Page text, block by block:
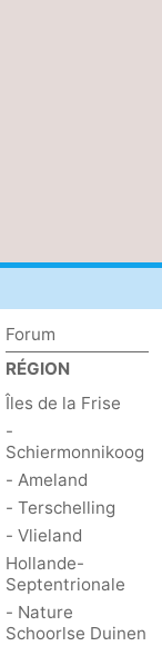
Forum
RÉGION
Îles de la Frise
-
Schiermonnikoog
- Ameland
- Terschelling
- Vlieland
Hollande-
Septentrionale
- Nature
Schoorlse Duinen